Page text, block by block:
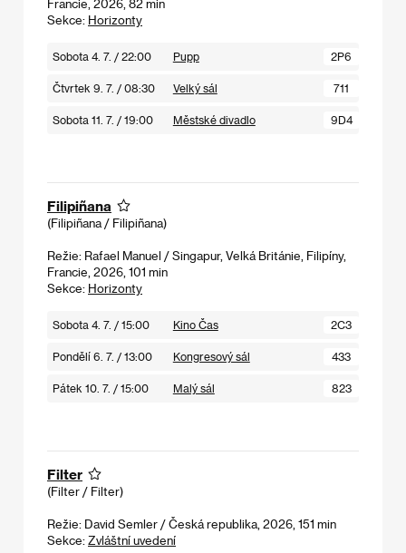
Francie, 2026, 82 min
Sekce: Horizonty
Sobota 4. 7. / 22:00 Pupp 2P6
Čtvrtek 9. 7. / 08:30 Velký sál 711
Sobota 11. 7. / 19:00 Městské divadlo 9D4
Filipiñana
(Filipiñana / Filipiñana)
Režie: Rafael Manuel / Singapur, Velká Británie, Filipíny,
Francie, 2026, 101 min
Sekce: Horizonty
Sobota 4. 7. / 15:00 Kino Čas 2C3
Pondělí 6. 7. / 13:00 Kongresový sál 433
Pátek 10. 7. / 15:00 Malý sál 823
Filter
(Filter / Filter)
Režie: David Semler / Česká republika, 2026, 151 min
Sekce: Zvláštní uvedení